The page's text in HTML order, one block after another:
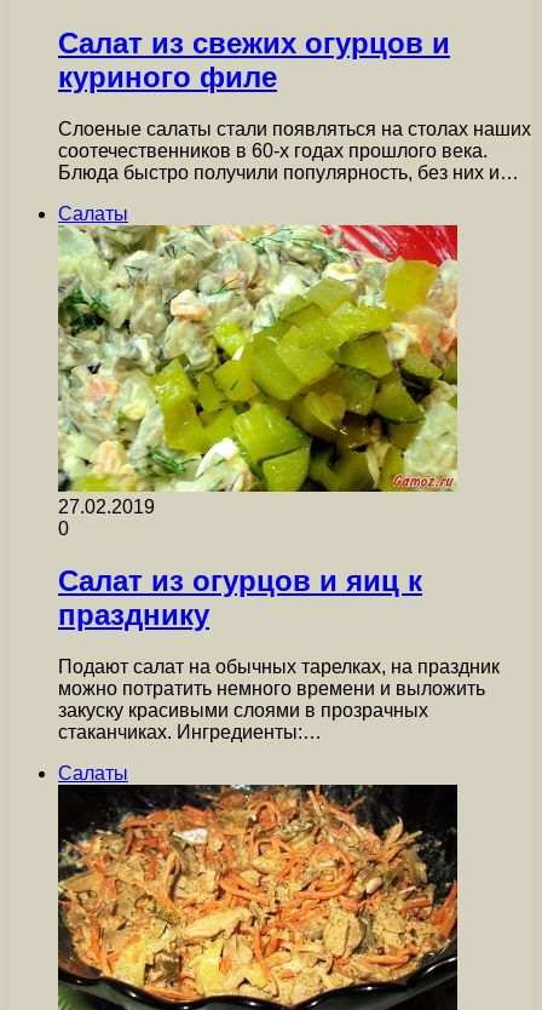
Салат из свежих огурцов и
куриного филе
Слоеные салаты стали появляться на столах наших
соотечественников в 60-х годах прошлого века.
Блюда быстро получили популярность, без них и…
Салаты
27.02.2019
0
Салат из огурцов и яиц к
празднику
Подают салат на обычных тарелках, на праздник
можно потратить немного времени и выложить
закуску красивыми слоями в прозрачных
стаканчиках. Ингредиенты:…
Салаты